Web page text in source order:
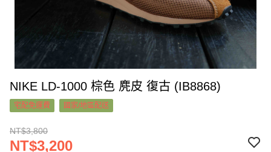
NIKE LD-1000 棕色 麂皮 復古 (IB8868)
宅配免運費 國家/地區配送
NT$3,800
NT$3,200